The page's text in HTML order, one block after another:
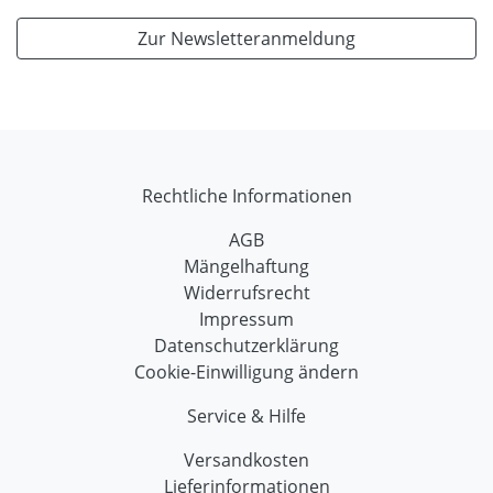
Zur Newsletteranmeldung
Rechtliche Informationen
AGB
Mängelhaftung
Widerrufsrecht
Impressum
Datenschutzerklärung
Cookie-Einwilligung ändern
Service & Hilfe
Versandkosten
Lieferinformationen